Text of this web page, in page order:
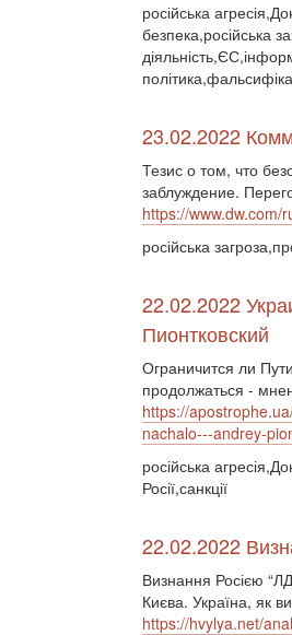
російська
безпека,російська
23.02.2022
Тезис о том, что
заблуждение.
https://
російська
22.02.2022
Пионтковский
Ограничится ли
продолжаться -
https://
nachalo---andrey-
російська
Росії,санкції
22.02.2022
Визнання Росією
Києва. Україна, як
https://hvylya.net/